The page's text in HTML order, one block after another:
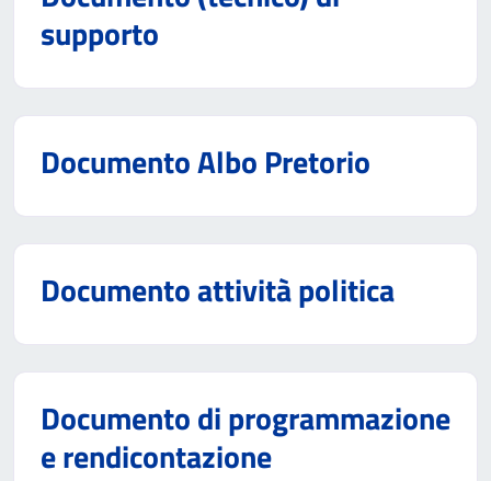
supporto
Documento Albo Pretorio
Documento attività politica
Documento di programmazione
e rendicontazione